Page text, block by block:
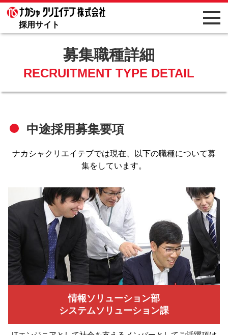
採用サイト
募集職種詳細
RECRUITMENT TYPE DETAIL
中途採用募集要項
ナカシャクリエイテブでは現在、以下の職種について募
集をしています。
情報ソリューション部
システムソリューション課